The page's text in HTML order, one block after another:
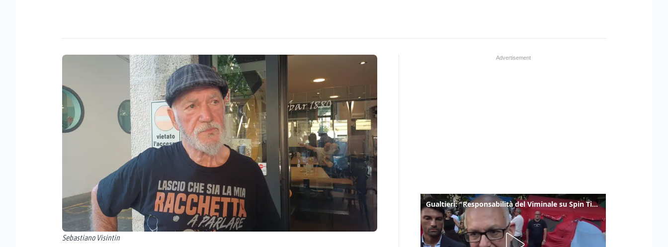
Sebastiano Visintin
Gualtieri: "Responsabilità del Viminale su Spin Time? La posizione dei partiti è nota"